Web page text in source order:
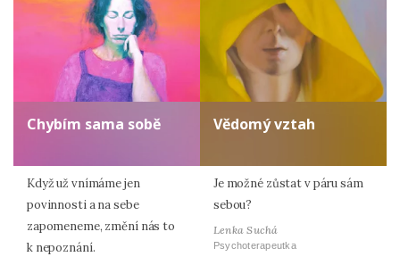
Chybím sama sobě
Když už vnímáme jen
povinnosti a na sebe
zapomeneme, změní nás to
k nepoznání.
Vědomý vztah
Je možné zůstat v páru sám
sebou?
Lenka Suchá
Psychoterapeutka